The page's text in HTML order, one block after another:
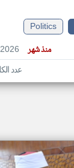
Politics
منذ شهر
عدد